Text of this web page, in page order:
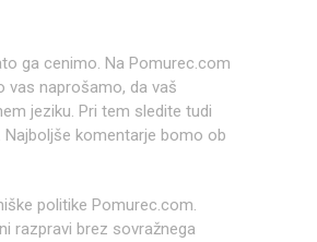
ga cenimo. Na Pomurec.com
vas naprošamo, da vaš
jeziku. Pri tem sledite tudi
komentarje bomo ob
politike Pomurec.com.
razpravi brez sovražnega